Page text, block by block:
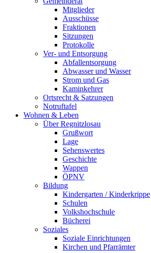
Mitglieder
Ausschüsse
Fraktionen
Sitzungen
Protokolle
Ver- und Entsorgung
Abfallentsorgung
Abwasser und Wasser
Strom und Gas
Kaminkehrer
Ortsrecht & Satzungen
Notruftafel
Wohnen & Leben
Über Regnitzlosau
Grußwort
Lage
Sehenswertes
Geschichte
Wappen
ÖPNV
Bildung
Kindergarten / Kinderkrippe
Schulen
Volkshochschule
Bücherei
Soziales
Soziale Einrichtungen
Kirchen und Pfarrämter